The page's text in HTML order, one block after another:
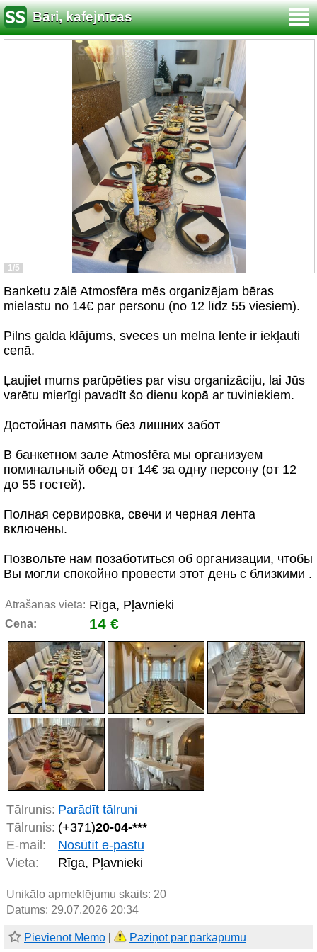
Bāri, kafejnīcas
1/5
Banketu zālē Atmosfēra mēs organizējam bēras
mielastu no 14€ par personu (no 12 līdz 55 viesiem).
Pilns galda klājums, sveces un melna lente ir iekļauti
cenā.
Ļaujiet mums parūpēties par visu organizāciju, lai Jūs
varētu mierīgi pavadīt šo dienu kopā ar tuviniekiem.
Достойная память без лишних забот
В банкетном зале Atmosfēra мы организуем
поминальный обед от 14€ за одну персону (от 12
до 55 гостей).
Полная сервировка, свечи и черная лента
включены.
Позвольте нам позаботиться об организации, чтобы
Вы могли спокойно провести этот день с близкими .
Atrašanās vieta: Rīga, Pļavnieki
Cena: 14 €
Tālrunis: Parādīt tālruni
Tālrunis: (+371)20-04-***
E-mail:
Nosūtīt e-pastu
Vieta:
Rīga, Pļavnieki
Unikālo apmeklējumu skaits: 20
Datums: 29.07.2026 20:34
Pievienot Memo Paziņot par pārkāpumu